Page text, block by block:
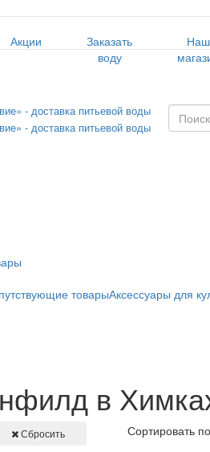
Акции
Заказать
воду
Наш
товарыАксессуары для
в
Сбросить Сортировать по